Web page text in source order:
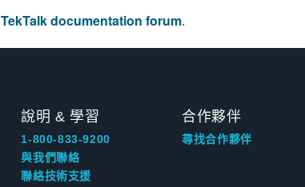
TekTalk documentation forum.
說明 & 學習
1-800-833-9200
與我們聯絡
聯絡技術支援
合作夥伴
尋找合作夥伴